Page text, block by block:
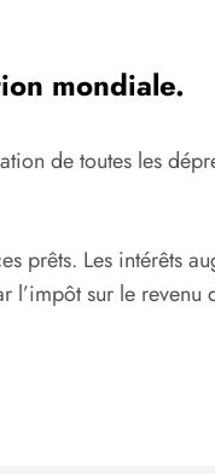
mondiale.
de toutes les
prêts. Les intérêts
sur le revenu